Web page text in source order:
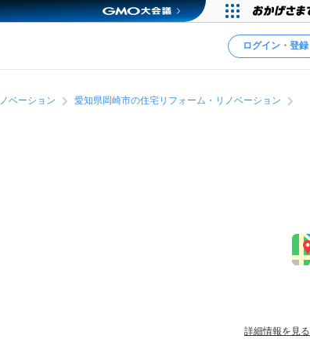
ログイン・登録
ベーション
愛知県岡崎市の住宅リフォーム・リノベーション
詳細情報を見る